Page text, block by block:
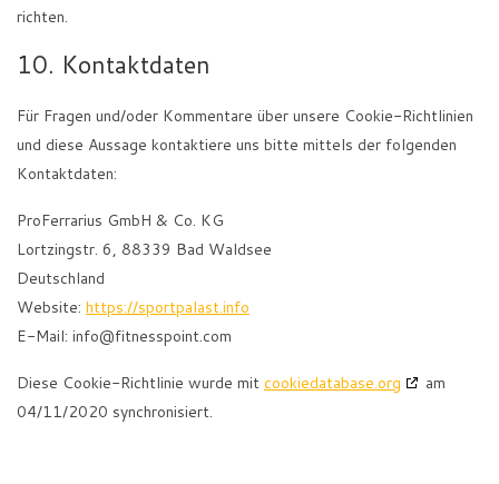
richten.
10. Kontaktdaten
Für Fragen und/oder Kommentare über unsere Cookie-Richtlinien
und diese Aussage kontaktiere uns bitte mittels der folgenden
Kontaktdaten:
ProFerrarius GmbH & Co. KG
Lortzingstr. 6, 88339 Bad Waldsee
Deutschland
Website: https://sportpalast.info
E-Mail: info@fitnesspoint.com
Diese Cookie-Richtlinie wurde mit cookiedatabase.org
am
04/11/2020 synchronisiert.